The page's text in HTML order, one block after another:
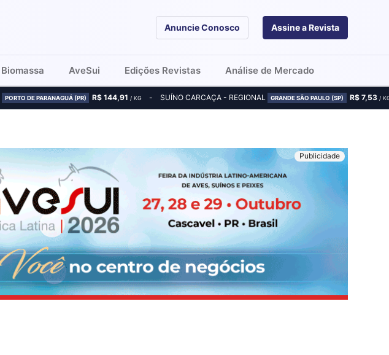
Anuncie Conosco Assine a Revista
Biomassa AveSui Edições Revistas Análise de Mercado
PORTO DE PARANAGUÁ (PR) R$ 144,91 / KG SUÍNO CARCAÇA - REGIONAL GRANDE SÃO PAULO (SP) R$ 7,53/